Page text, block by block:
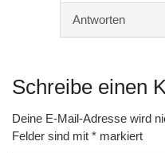
Antworten
Schreibe einen
Deine E-Mail-Adresse wird
Felder sind mit * markiert